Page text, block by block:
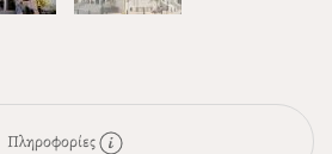
Πληροφορίες